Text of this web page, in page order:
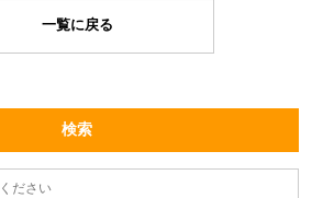
一覧に戻る
検索